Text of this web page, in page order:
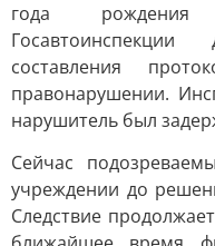
года рождения
составления
правонарушении.
нарушитель был
Сейчас
учреждении до
Следствие